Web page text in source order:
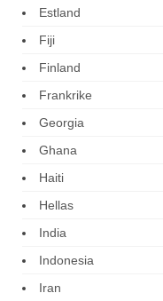
Estland
Fiji
Finland
Frankrike
Georgia
Ghana
Haiti
Hellas
India
Indonesia
Iran